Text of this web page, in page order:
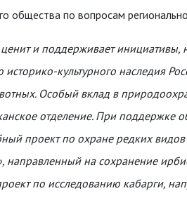
общества по вопросам
и поддерживает инициативы,
культурного наследия
Особый вклад в
отделение. При поддержке
проект по охране редких видов
на сохранение
по исследованию кабарги,